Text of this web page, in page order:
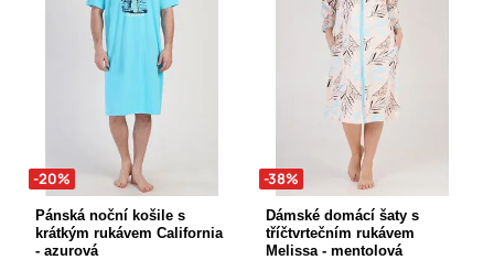
-20%
Pánská noční košile s
krátkým rukávem California
- azurová
-38%
Dámské domácí šaty s
tříčtvrtečním rukávem
Melissa - mentolová